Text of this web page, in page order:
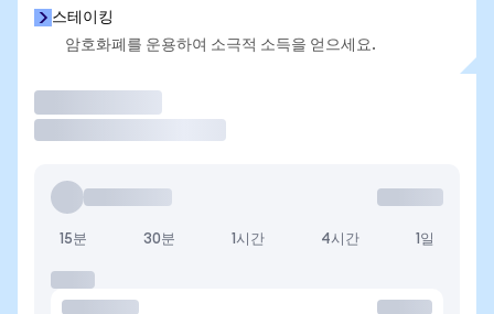
스테이킹
암호화폐를 운용하여 소극적 소득을 얻으세요.
15분 30분 1시간 4시간 1일